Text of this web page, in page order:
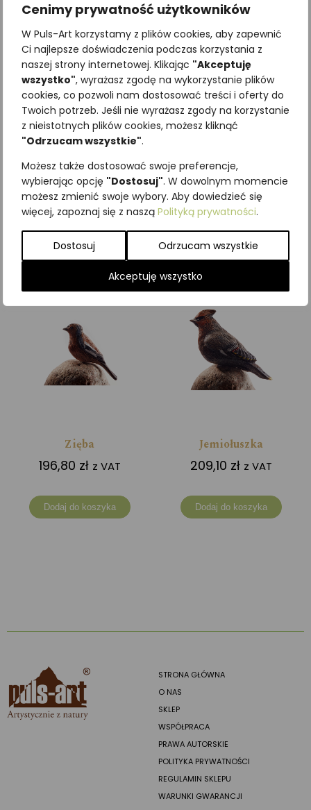
Cenimy prywatność użytkowników
W Puls-Art korzystamy z plików cookies, aby zapewnić
Ci najlepsze doświadczenia podczas korzystania z
naszej strony internetowej. Klikając "Akceptuję
wszystko", wyrażasz zgodę na wykorzystanie plików
cookies, co pozwoli nam dostosować treści i oferty do
Twoich potrzeb. Jeśli nie wyrażasz zgody na korzystanie
z nieistotnych plików cookies, możesz kliknąć
"Odrzucam wszystkie".
Możesz także dostosować swoje preferencje,
wybierając opcję "Dostosuj". W dowolnym momencie
możesz zmienić swoje wybory. Aby dowiedzieć się
więcej, zapoznaj się z naszą Polityką prywatności.
Dostosuj Odrzucam wszystkie
Akceptuję wszystko
Mazurek
196,80zł z VAT
Wróbel
196,30 zł z VAT
Zięba
196,80 zł z VAT
Dodaj do koszyka
Jemiołuszka
209,10 zł z VAT
Dodaj do koszyka
STRONA GŁÓWNA
O NAS
SKLEP
WSPÓŁPRACA
PRAWA AUTORSKIE
POLITYKA PRYWATNOŚCI
REGULAMIN SKLEPU
WARUNKI GWARANCJI